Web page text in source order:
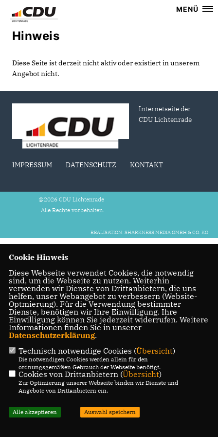
MENÜ
Hinweis
Diese Seite ist derzeit nicht aktiv oder existiert in unserem
Angebot nicht.
Internetseite der
CDU Lichtenrade
IMPRESSUM DATENSCHUTZ KONTAKT
@2026 CDU Lichtenrade
Alle Rechte vorbehalten.
REALISATION: SHARKNESS MEDIA GMBH & CO. KG
Cookie Hinweis
Diese Webseite verwendet Cookies, die notwendig
sind, um die Webseite zu nutzen. Weiterhin
verwenden wir Dienste von Drittanbietern, die uns
helfen, unser Webangebot zu verbessern (Website-
Optmierung). Für die Verwendung bestimmter
Dienste, benötigen wir Ihre Einwilligung. Ihre
Einwilligung können Sie jederzeit widerrufen. Weitere
Informationen finden Sie in unserer
Datenschutzerklärung.
Technisch notwendige Cookies (Übersicht)
Die notwendigen Cookies werden allein für den
ordnungsgemäßen Gebrauch der Webseite benötigt.
Cookies von Drittanbietern (Übersicht)
Zur Optimierung unserer Webseite binden wir Dienste und
Angebote von Drittanbietern ein.
Alle akzeptieren Auswahl speichern